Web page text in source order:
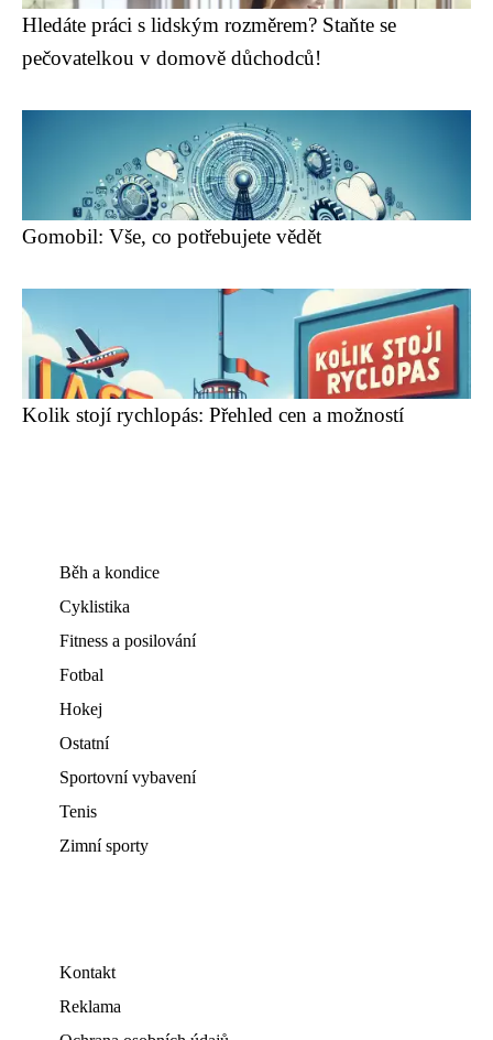
Hledáte práci s lidským rozměrem? Staňte se
pečovatelkou v domově důchodců!
Gomobil: Vše, co potřebujete vědět
Kolik stojí rychlopás: Přehled cen a možností
Běh a kondice
Cyklistika
Fitness a posilování
Fotbal
Hokej
Ostatní
Sportovní vybavení
Tenis
Zimní sporty
Kontakt
Reklama